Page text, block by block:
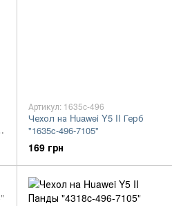
Артикул: 1635c-496
Чехол на Huawei Y5 II Герб
"1635c-496-7105"
169 грн